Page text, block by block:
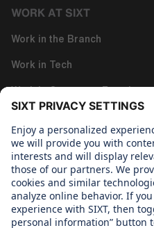
WORK AT SIXT
Work in the Branch
Work in Tech
GENDER PAY GAP REPORT
Gender Pay Gap Report
WHAT WE CARE ABOUT